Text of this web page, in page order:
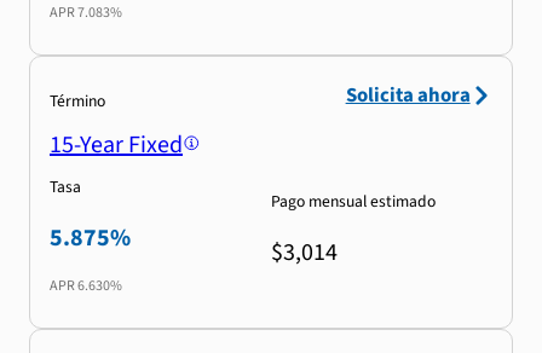
APR7.083%
Término
15-Year Fixed
Tasa
5.875%
APR6.630%
Pago mensual estimado
$3,014
Solicita ahora